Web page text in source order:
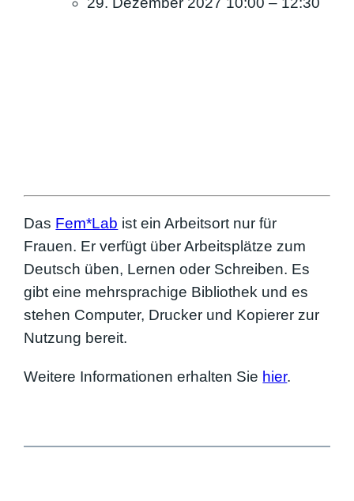
Das Fem*Lab ist ein Arbeitsort nur für
Frauen. Er verfügt über Arbeitsplätze zum
Deutsch üben, Lernen oder Schreiben. Es
gibt eine mehrsprachige Bibliothek und es
stehen Computer, Drucker und Kopierer zur
Nutzung bereit.
Weitere Informationen erhalten Sie hier.